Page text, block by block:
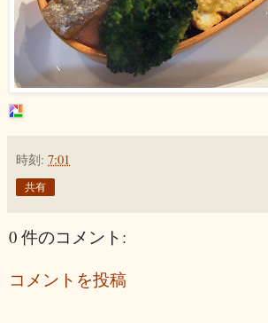
時刻: 7:01
共有
0 件のコメント:
コメントを投稿